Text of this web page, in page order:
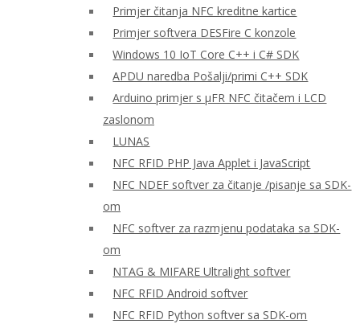
Primjer čitanja NFC kreditne kartice
Primjer softvera DESFire C konzole
Windows 10 IoT Core C++ i C# SDK
APDU naredba Pošalji/primi C++ SDK
Arduino primjer s μFR NFC čitačem i LCD
zaslonom
LUNAS
NFC RFID PHP Java Applet i JavaScript
NFC NDEF softver za čitanje /pisanje sa SDK-
om
NFC softver za razmjenu podataka sa SDK-
om
NTAG & MIFARE Ultralight softver
NFC RFID Android softver
NFC RFID Python softver sa SDK-om